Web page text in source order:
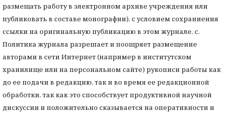
размещать работу в электронном архиве учреждения или
публиковать в составе монографии), с условием сохраниения
ссылки на оригинальную публикацию в этом журнале. с.
Политика журнала разрешает и поощряет размещение
авторами в сети Интернет (например в институтском
хранилище или на персональном сайте) рукописи работы как
до ее подачи в редакцию, так и во время ее редакционной
обработки, так как это способствует продуктивной научной
дискуссии и положительно сказывается на оперативности и